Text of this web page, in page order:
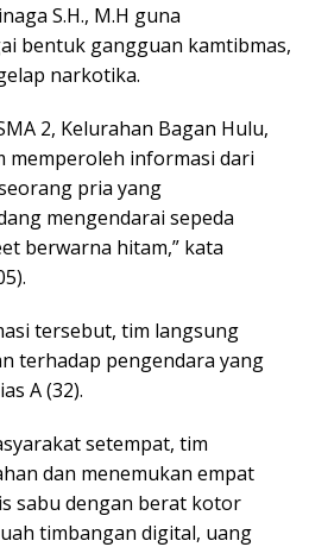
S.H., M.H guna
bentuk gangguan kamtibmas,
narkotika.
2, Kelurahan Bagan Hulu,
memperoleh informasi dari
pria yang
mengendarai sepeda
berwarna hitam,” kata
tersebut, tim langsung
terhadap pengendara yang
A (32).
setempat, tim
dan menemukan empat
sabu dengan berat kotor
timbangan digital, uang